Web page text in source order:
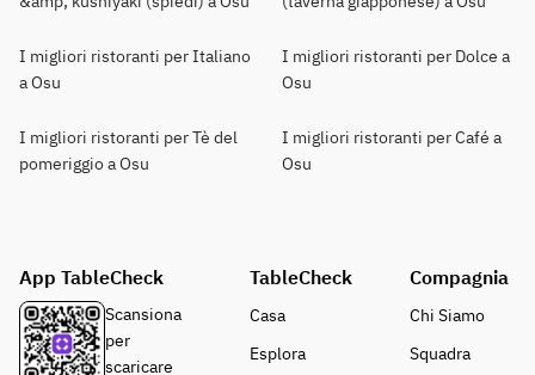
I migliori ristoranti per Italiano
a Osu
I migliori ristoranti per Dolce a
Osu
I migliori ristoranti per Tè del
pomeriggio a Osu
I migliori ristoranti per Café a
Osu
App TableCheck
Scansiona
per
scaricare
TableCheck
Casa
Esplora
Compagnia
Chi Siamo
Squadra